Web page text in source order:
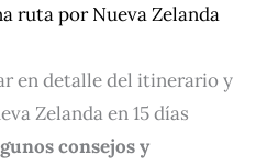
ruta por Nueva Zelanda
en detalle del itinerario y
Zelanda en 15 días
consejos y